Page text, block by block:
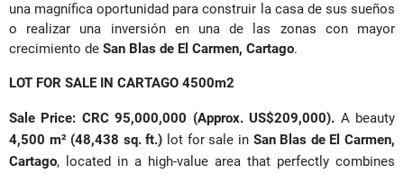
una magnífica oportunidad para construir la casa de sus sueños
o realizar una inversión en una de las zonas con mayor
crecimiento de San Blas de El Carmen, Cartago.
LOT FOR SALE IN CARTAGO 4500m2
Sale Price: CRC 95,000,000 (Approx. US$209,000). A beauty
4,500 m² (48,438 sq. ft.) lot for sale in San Blas de El Carmen,
Cartago, located in a high-value area that perfectly combines